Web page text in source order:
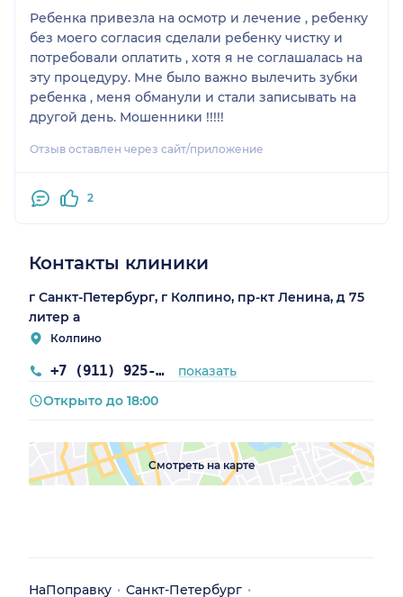
Ребенка привезла на осмотр и лечение , ребенку
без моего согласия сделали ребенку чистку и
потребовали оплатить , хотя я не соглашалась на
эту процедуру. Мне было важно вылечить зубки
ребенка , меня обманули и стали записывать на
другой день. Мошенники !!!!!
Отзыв оставлен через сайт/приложение
2
Контакты клиники
г Санкт-Петербург, г Колпино, пр-кт Ленина, д 75
литер а
Колпино
+7 (911) 925-35-99
показать
Открыто до 18:00
Смотреть на карте
НаПоправку
Санкт-Петербург